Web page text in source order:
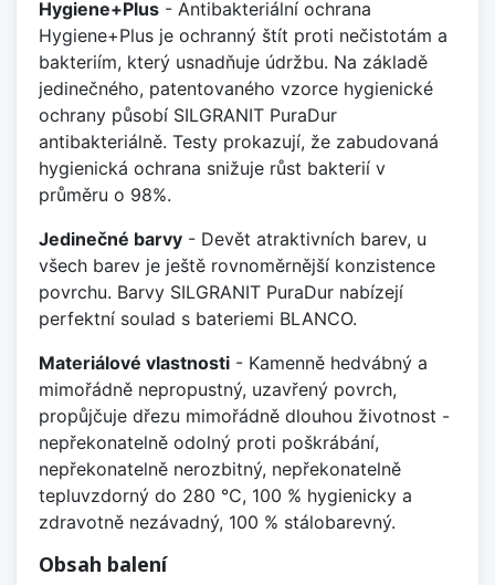
Hygiene+Plus - Antibakteriální ochrana
Hygiene+Plus je ochranný štít proti nečistotám a
bakteriím, který usnadňuje údržbu. Na základě
jedinečného, patentovaného vzorce hygienické
ochrany působí SILGRANIT PuraDur
antibakteriálně. Testy prokazují, že zabudovaná
hygienická ochrana snižuje růst bakterií v
průměru o 98%.
Jedinečné barvy - Devět atraktivních barev, u
všech barev je ještě rovnoměrnější konzistence
povrchu. Barvy SILGRANIT PuraDur nabízejí
perfektní soulad s bateriemi BLANCO.
Materiálové vlastnosti - Kamenně hedvábný a
mimořádně nepropustný, uzavřený povrch,
propůjčuje dřezu mimořádně dlouhou životnost -
nepřekonatelně odolný proti poškrábání,
nepřekonatelně nerozbitný, nepřekonatelně
tepluvzdorný do 280 °C, 100 % hygienicky a
zdravotně nezávadný, 100 % stálobarevný.
Obsah balení